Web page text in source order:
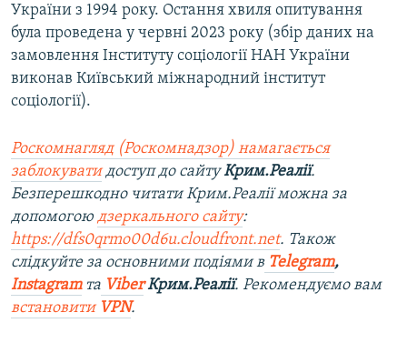
України з 1994 року. Остання хвиля опитування
була проведена у червні 2023 року (збір даних на
замовлення Інституту соціології НАН України
виконав Київський міжнародний інститут
соціології).
Роскомнагляд (Роскомнадзор) намагається
заблокуватидоступ до сайтуКрим.Реалії.
Безперешкодно читати Крим.Реалії можна за
допомогою дзеркального сайту:
https://dfs0qrmo00d6u.cloudfront.net. Також
слідкуйте за основними подіями в Telegram,
Instagramта ViberКрим.Реалії. Рекомендуємо вам
встановити VPN.